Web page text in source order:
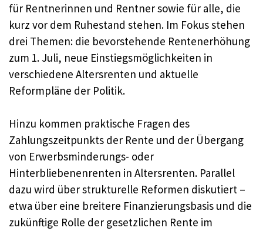
für Rentnerinnen und Rentner sowie für alle, die
kurz vor dem Ruhestand stehen. Im Fokus stehen
drei Themen: die bevorstehende Rentenerhöhung
zum 1. Juli, neue Einstiegsmöglichkeiten in
verschiedene Altersrenten und aktuelle
Reformpläne der Politik.
Hinzu kommen praktische Fragen des
Zahlungszeitpunkts der Rente und der Übergang
von Erwerbsminderungs- oder
Hinterbliebenenrenten in Altersrenten. Parallel
dazu wird über strukturelle Reformen diskutiert –
etwa über eine breitere Finanzierungsbasis und die
zukünftige Rolle der gesetzlichen Rente im